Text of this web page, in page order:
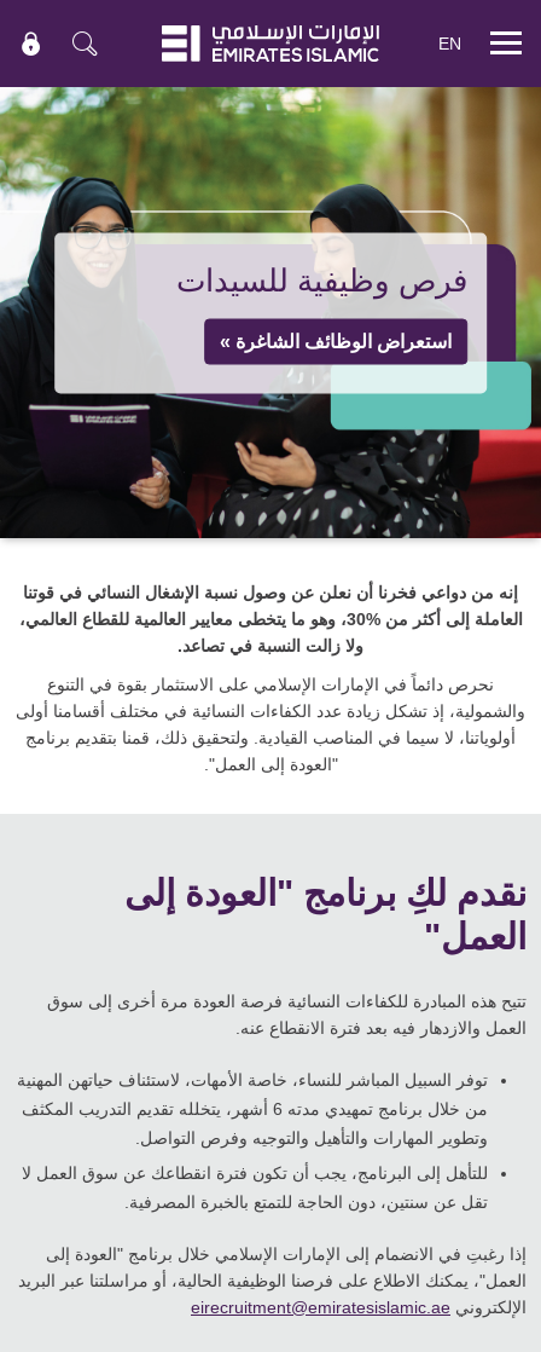
Mobile
EN
فرص وظيفية للسيدات
استعراض الوظائف الشاغرة »
إنه من دواعي فخرنا أن نعلن عن وصول نسبة الإشغال النسائي في قوتنا
العاملة إلى أكثر من %30، وهو ما يتخطى معايير العالمية للقطاع العالمي،
ولا زالت النسبة في تصاعد.
نحرص دائماً في الإمارات الإسلامي على الاستثمار بقوة في التنوع
والشمولية، إذ تشكل زيادة عدد الكفاءات النسائية في مختلف أقسامنا أولى
أولوياتنا، لا سيما في المناصب القيادية. ولتحقيق ذلك، قمنا بتقديم برنامج
"العودة إلى العمل".
نقدم لكِ برنامج "العودة إلى
العمل"
تتيح هذه المبادرة للكفاءات النسائية فرصة العودة مرة أخرى إلى سوق
العمل والازدهار فيه بعد فترة الانقطاع عنه.
توفر السبيل المباشر للنساء، خاصة الأمهات، لاستئناف حياتهن المهنية
من خلال برنامج تمهيدي مدته 6 أشهر، يتخلله تقديم التدريب المكثف
وتطوير المهارات والتأهيل والتوجيه وفرص التواصل.
للتأهل إلى البرنامج، يجب أن تكون فترة انقطاعك عن سوق العمل لا
تقل عن سنتين، دون الحاجة للتمتع بالخبرة المصرفية.
إذا رغبتِ في الانضمام إلى الإمارات الإسلامي خلال برنامج "العودة إلى
العمل"، يمكنك الاطلاع على فرصنا الوظيفية الحالية، أو مراسلتنا عبر البريد
الإلكتروني eirecruitment@emiratesislamic.ae